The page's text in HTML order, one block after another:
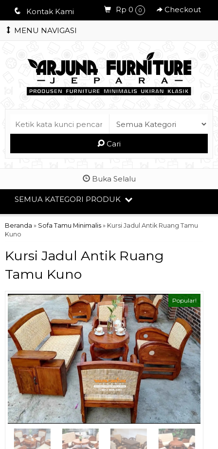
q Kontak Kami Rp 0 0 Checkout
MENU NAVIGASI
Cari
Buka Selalu
SEMUA KATEGORI PRODUK
Beranda » Sofa Tamu Minimalis » Kursi Jadul Antik Ruang Tamu
Kuno
Kursi Jadul Antik Ruang
Tamu Kuno
Popular!